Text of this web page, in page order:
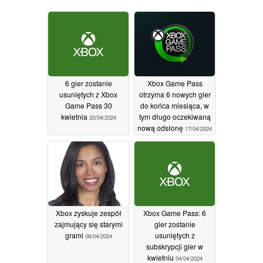
6 gier zostanie
usuniętych z Xbox
Game Pass 30
kwietnia 20/04/2024
Xbox Game Pass
otrzyma 6 nowych gier
do końca miesiąca, w
tym długo oczekiwaną
nową odsłonę 17/04/2024
Xbox zyskuje zespół
zajmujący się starymi
grami 08/04/2024
Xbox Game Pass: 6
gier zostanie
usuniętych z
subskrypcji gier w
kwietniu 04/04/2024